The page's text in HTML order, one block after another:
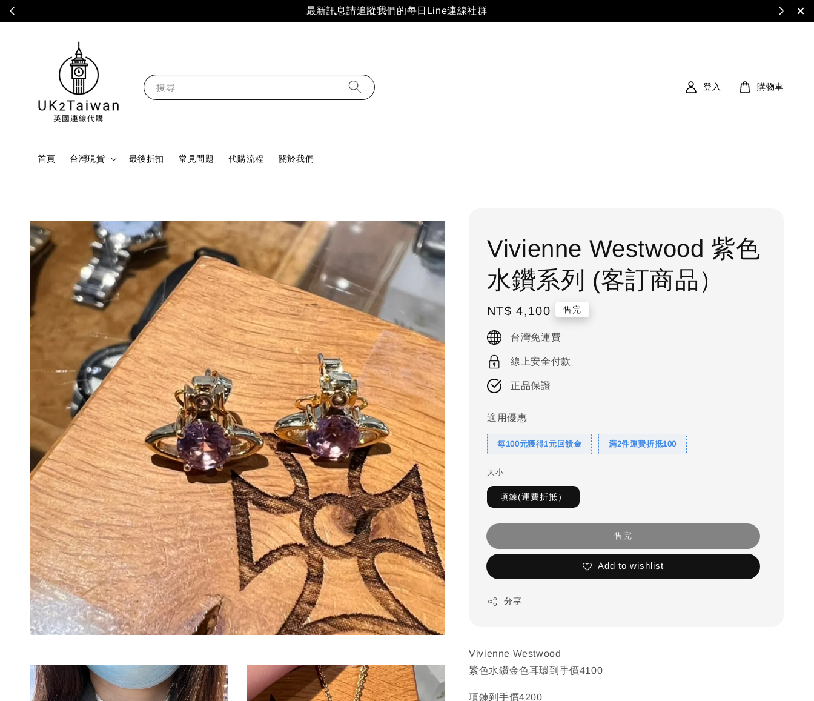
最新訊息請追蹤我們的每日Line連線社群
搜尋
首頁 台灣現貨 最後折扣 常見問題 代購流程 關於我們
登入 購物車
Vivienne Westwood 紫色
水鑽系列 (客訂商品）
Regular
price
NT$ 4,100 售完
台灣免運費
線上安全付款
正品保證
適用優惠
每100元獲得1元回饋金 滿2件運費折抵100
大小
項鍊(運費折抵）
售完
Add to wishlist
分享
Vivienne Westwood
紫色水鑽金色耳環到手價4100
項鍊到手價4200